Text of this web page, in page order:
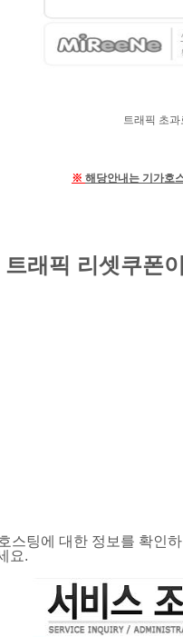
트래픽 초
※ 해당안내는 기가호
트래픽 리셋쿠폰
스팅에 대한 정보를 확인
요.